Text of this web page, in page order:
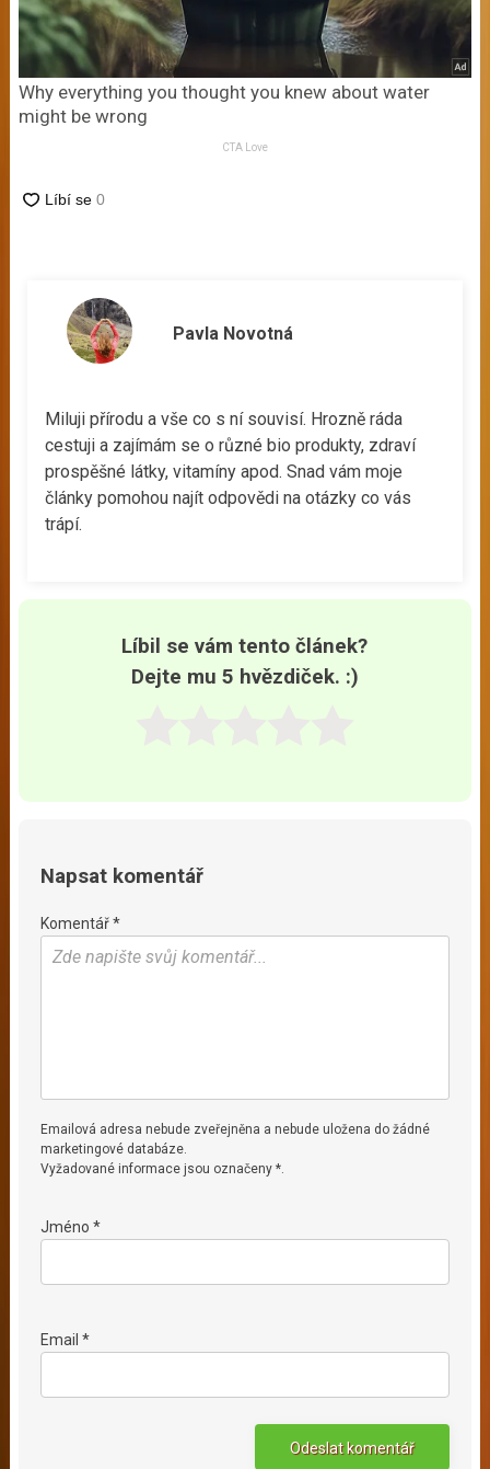
Why everything you thought you knew about water
might be wrong
CTA Love
Pavla Novotná
Miluji přírodu a vše co s ní souvisí. Hrozně ráda
cestuji a zajímám se o různé bio produkty, zdraví
prospěšné látky, vitamíny apod. Snad vám moje
články pomohou najít odpovědi na otázky co vás
trápí.
Líbil se vám tento článek?
Dejte mu 5 hvězdiček. :)
Napsat komentář
Komentář *
Emailová adresa nebude zveřejněna a nebude uložena do žádné
marketingové databáze.
Vyžadované informace jsou označeny *.
Jméno *
Email *